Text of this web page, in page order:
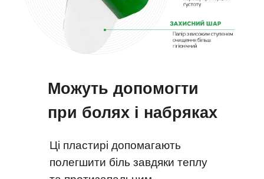
Можуть допомогти
при болях і набряках
Ці пластирі допомагають
полегшити біль завдяки теплу